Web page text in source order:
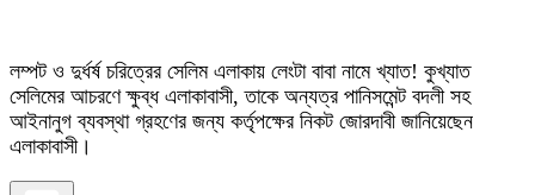
লম্পট ও দুর্ধর্ষ চরিত্রের সেলিম এলাকায় লেংটা বাবা নামে খ্যাত! কুখ্যাত
সেলিমের আচরণে ক্ষুব্ধ এলাকাবাসী, তাকে অন্যত্র পানিসমেন্ট বদলী সহ
আইনানুগ ব্যবস্থা গ্রহণের জন্য কর্তৃপক্ষের নিকট জোরদাবী জানিয়েছেন
এলাকাবাসী।